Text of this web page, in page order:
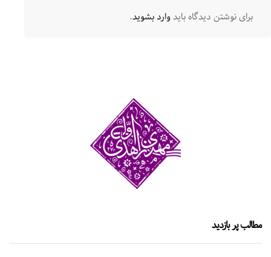
برای نوشتن دیدگاه بایدوارد بشوید.
مطالب پر بازدید